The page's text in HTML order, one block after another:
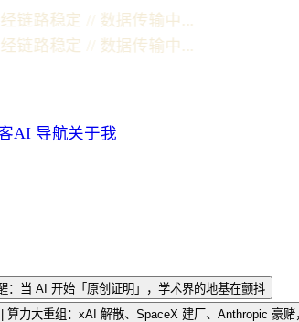
稳定 // 数据传输中...
稳定 // 数据传输中...
AI 导航关于我
：当 AI 开始「原创证明」，学术界的地基在颤抖
算力大重组：xAI 解散、SpaceX 建厂、Anthropic 豪